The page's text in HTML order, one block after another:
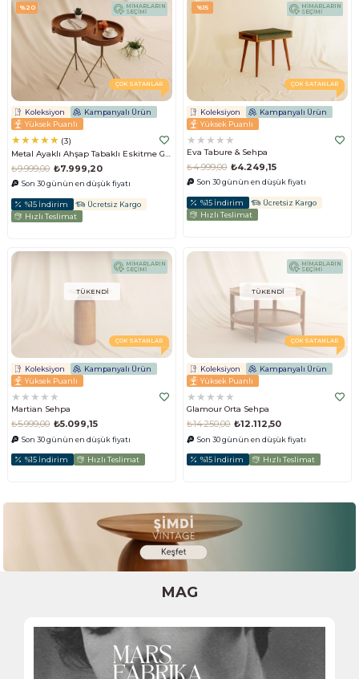
Koleksiyon
Kampanyalı Ürün
Yüksek Puanlı
★★★★★ 3
Metal Ayaklı Ahşap Tabaklı Eskitme Gold Sehpa Takımı
₺7.999,20
₺9.999,00
Son 30 günün en düşük fiyatı
%15 İndirim
Ücretsiz Kargo
Hızlı Teslimat
ÇOK SATANLAR
%20 MİMARLARIN
SEÇİMİ
Koleksiyon
Kampanyalı Ürün
Yüksek Puanlı
★★★★★
Eva Tabure & Sehpa
₺4.249,15
₺4.999,00
Son 30 günün en düşük fiyatı
%15 İndirim
Ücretsiz Kargo
Hızlı Teslimat
ÇOK SATANLAR
%15 MİMARLARIN
SEÇİMİ
TÜKENDI
Koleksiyon
Kampanyalı Ürün
Yüksek Puanlı
★★★★★
Martian Sehpa
₺5.099,15
₺5.999,00
Son 30 günün en düşük fiyatı
%15 İndirim Hızlı Teslimat
ÇOK SATANLAR
MİMARLARIN
SEÇİMİ
TÜKENDI
Koleksiyon
Kampanyalı Ürün
Yüksek Puanlı
★★★★★
Glamour Orta Sehpa
₺12.112,50
₺14.250,00
Son 30 günün en düşük fiyatı
%15 İndirim Hızlı Teslimat
ÇOK SATANLAR
MİMARLARIN
SEÇİMİ
MAG